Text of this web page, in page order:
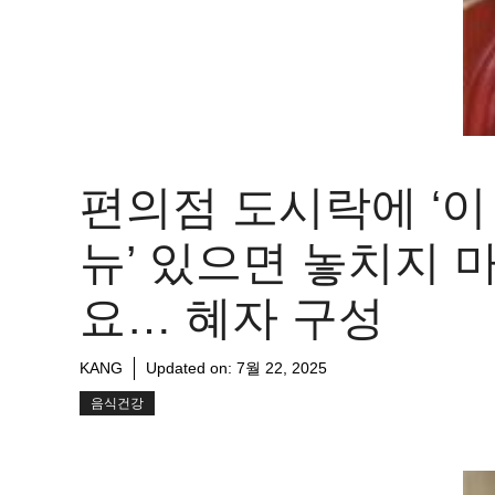
편의점 도시락에 ‘
뉴’ 있으면 놓치지
요… 혜자 구성
KANG Updated on: 7월 22, 2025
음식건강